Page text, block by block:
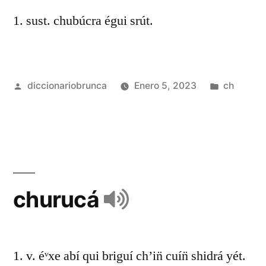
1. sust. chubúcra égui srút.
diccionariobrunca Enero 5, 2023 ch
churucá
1. v. éᵛxe abí qui briguí ch’in̈ cuín̈ shidrá yét.